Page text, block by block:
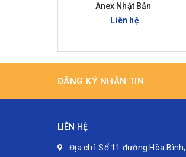
Anex Nhật Bản
Liên hệ
ĐĂNG KÝ NHẬN TIN
LIÊN HỆ
Địa chỉ: Số 11 đường Hòa